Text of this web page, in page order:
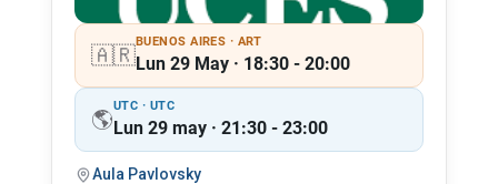
🇦🇷
BUENOS AIRES · ART
Lun 29 May · 18:30 - 20:00
🌎
UTC · UTC
Lun 29 may · 21:30 - 23:00
Aula Pavlovsky